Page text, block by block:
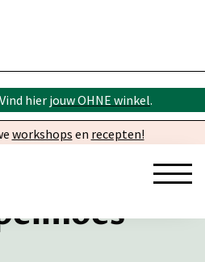
hier jouw OHNE winkel.
workshops en recepten!